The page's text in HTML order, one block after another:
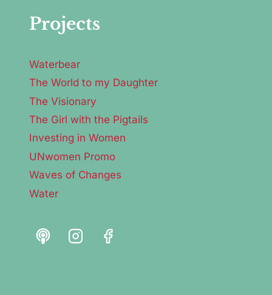
Projects
Waterbear
The World to my Daughter
The Visionary
The Girl with the Pigtails
Investing in Women
UNwomen Promo
Waves of Changes
Water